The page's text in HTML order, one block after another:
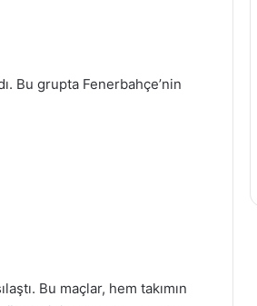
Bu grupta Fenerbahçe’nin
Bu maçlar, hem takımın